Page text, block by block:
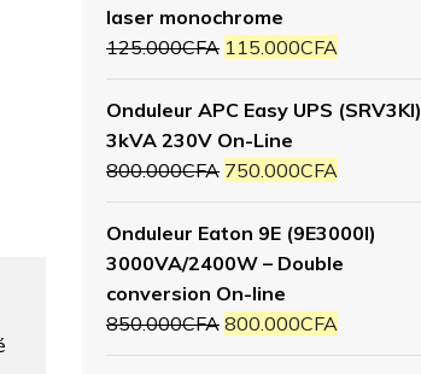
laser monochrome
125.000CFA 115.000CFA
Onduleur APC Easy UPS (SRV3KI)
3kVA 230V On-Line
800.000CFA 750.000CFA
Onduleur Eaton 9E (9E3000I)
3000VA/2400W – Double
conversion On-line
850.000CFA 800.000CFA